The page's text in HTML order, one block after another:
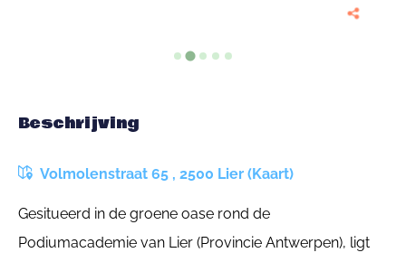
Beschrijving
Volmolenstraat 65 , 2500 Lier (Kaart)
Gesitueerd in de groene oase rond de
Podiumacademie van Lier (Provincie Antwerpen), ligt